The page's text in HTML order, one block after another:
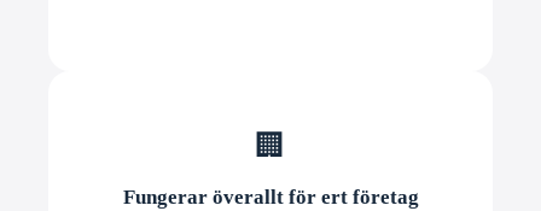
🏢
Fungerar överallt för ert företag